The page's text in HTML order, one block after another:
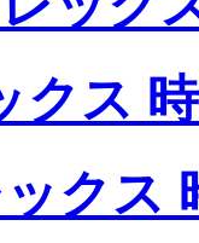
クス
クス